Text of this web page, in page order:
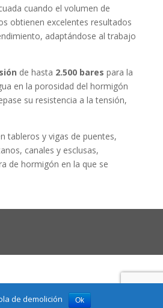
cuando el volumen de
obtienen excelentes resultados
adaptándose al trabajo
de hasta 2.500 bares para la
en la porosidad del hormigón
su resistencia a la tensión,
tableros y vigas de puentes,
canales y esclusas,
de hormigón en la que se
de demolición Ok